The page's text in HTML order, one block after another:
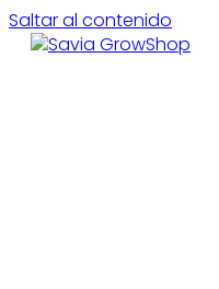
Saltar al contenido